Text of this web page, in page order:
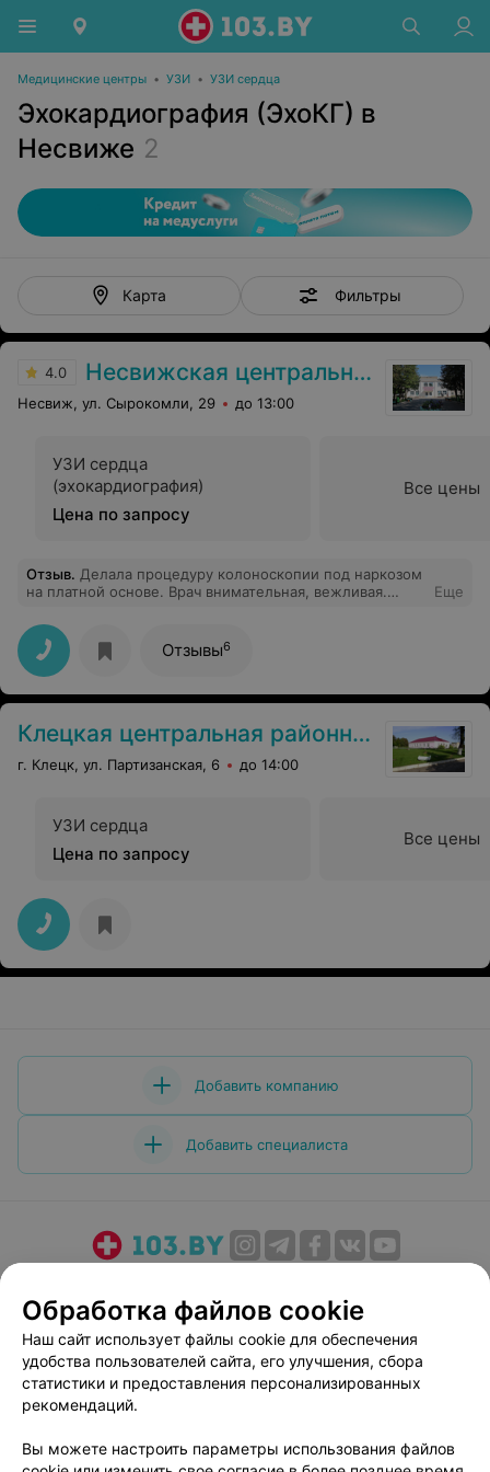
Медицинские центры • УЗИ • УЗИ сердца
Эхокардиография (ЭхоКГ) в
Несвиже 2
Карта Фильтры
4.0 Несвижская центральная районная больница
Несвиж, ул. Сырокомли, 29 до 13:00
УЗИ сердца
(эхокардиография)
Цена по запросу
Все цены
Отзыв. Делала процедуру колоноскопии под наркозом
на платной основе. Врач внимательная, вежливая.
укол без перчаток. Во время процедуры меня
успокаивали, кричала от боли, как мне рассказали
позже. Огорчена тем, что ожидания были немного
другие, неужели нельзя было сделать такую
анастезию чтобы пациент вел себя спокойно и ему
Еще
Отзывы6
Клецкая центральная районная больница
г. Клецк, ул. Партизанская, 6 до 14:00
УЗИ сердца
Цена по запросу
Все цены
Добавить компанию
Добавить специалиста
Медицинский маркетинг
Публичный договор
Пользовательское соглашение
Способы оплаты
Вакансии
Партнеры
Персональные настройки cookie
Обработка файлов cookie
Наш сайт использует файлы cookie для обеспечения
удобства пользователей сайта, его улучшения, сбора
статистики и предоставления персонализированных
рекомендаций.
Вы можете настроить параметры использования файлов